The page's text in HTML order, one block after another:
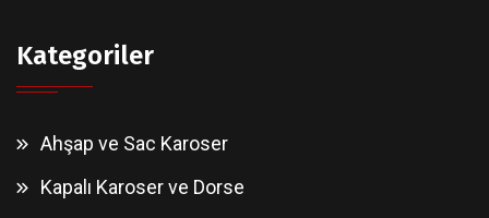
Kategoriler
Ahşap ve Sac Karoser
Kapalı Karoser ve Dorse